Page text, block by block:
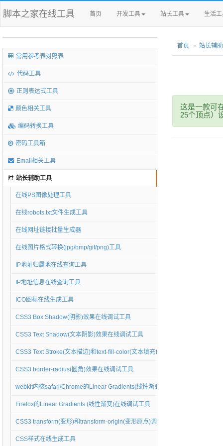
脚本之家在线工具 首页 开发工具 站长工具 生活
常用参考表对照表
代码工具
正则表达式工具
颜色相关工具
编码转换工具
密码工具箱
Email相关工具
站长辅助工具
在线PS图像处理工具
在线robots.txt文件生成工具
在线网址链接批量生成器
在线图片格式转换(jpg/bmp/gif/png)工具
IP地址归属地在线查询工具
IP地址信息在线查询工具
ICO图标在线生成工具
CSS3 Box Shadow(阴影)效果在线调试工具
CSS3 Text Shadow(文本阴影)效果在线调试工具
CSS3 Text Stroke(文本描边)和text-fill-color(文本填充色)调试工具
CSS3 border-radius(圆角)效果在线调试工具
webkit内核safari/Chrome的Linear Gradients(线性渐变)在线调试工具
Firefox的Linear Gradients (线性渐变)在线调试工具
CSS3 transform(变形)和transform-origin(变形原点)调试工具
CSS样式在线生成工具
首页 站长辅
这是一款可
25个顶点）